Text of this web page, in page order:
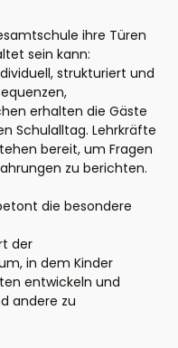
ihre Türen
sein kann:
strukturiert und
erhalten die Gäste
Schulalltag. Lehrkräfte
bereit, um Fragen
zu berichten.
die besondere
der
in dem Kinder
entwickeln und
andere zu